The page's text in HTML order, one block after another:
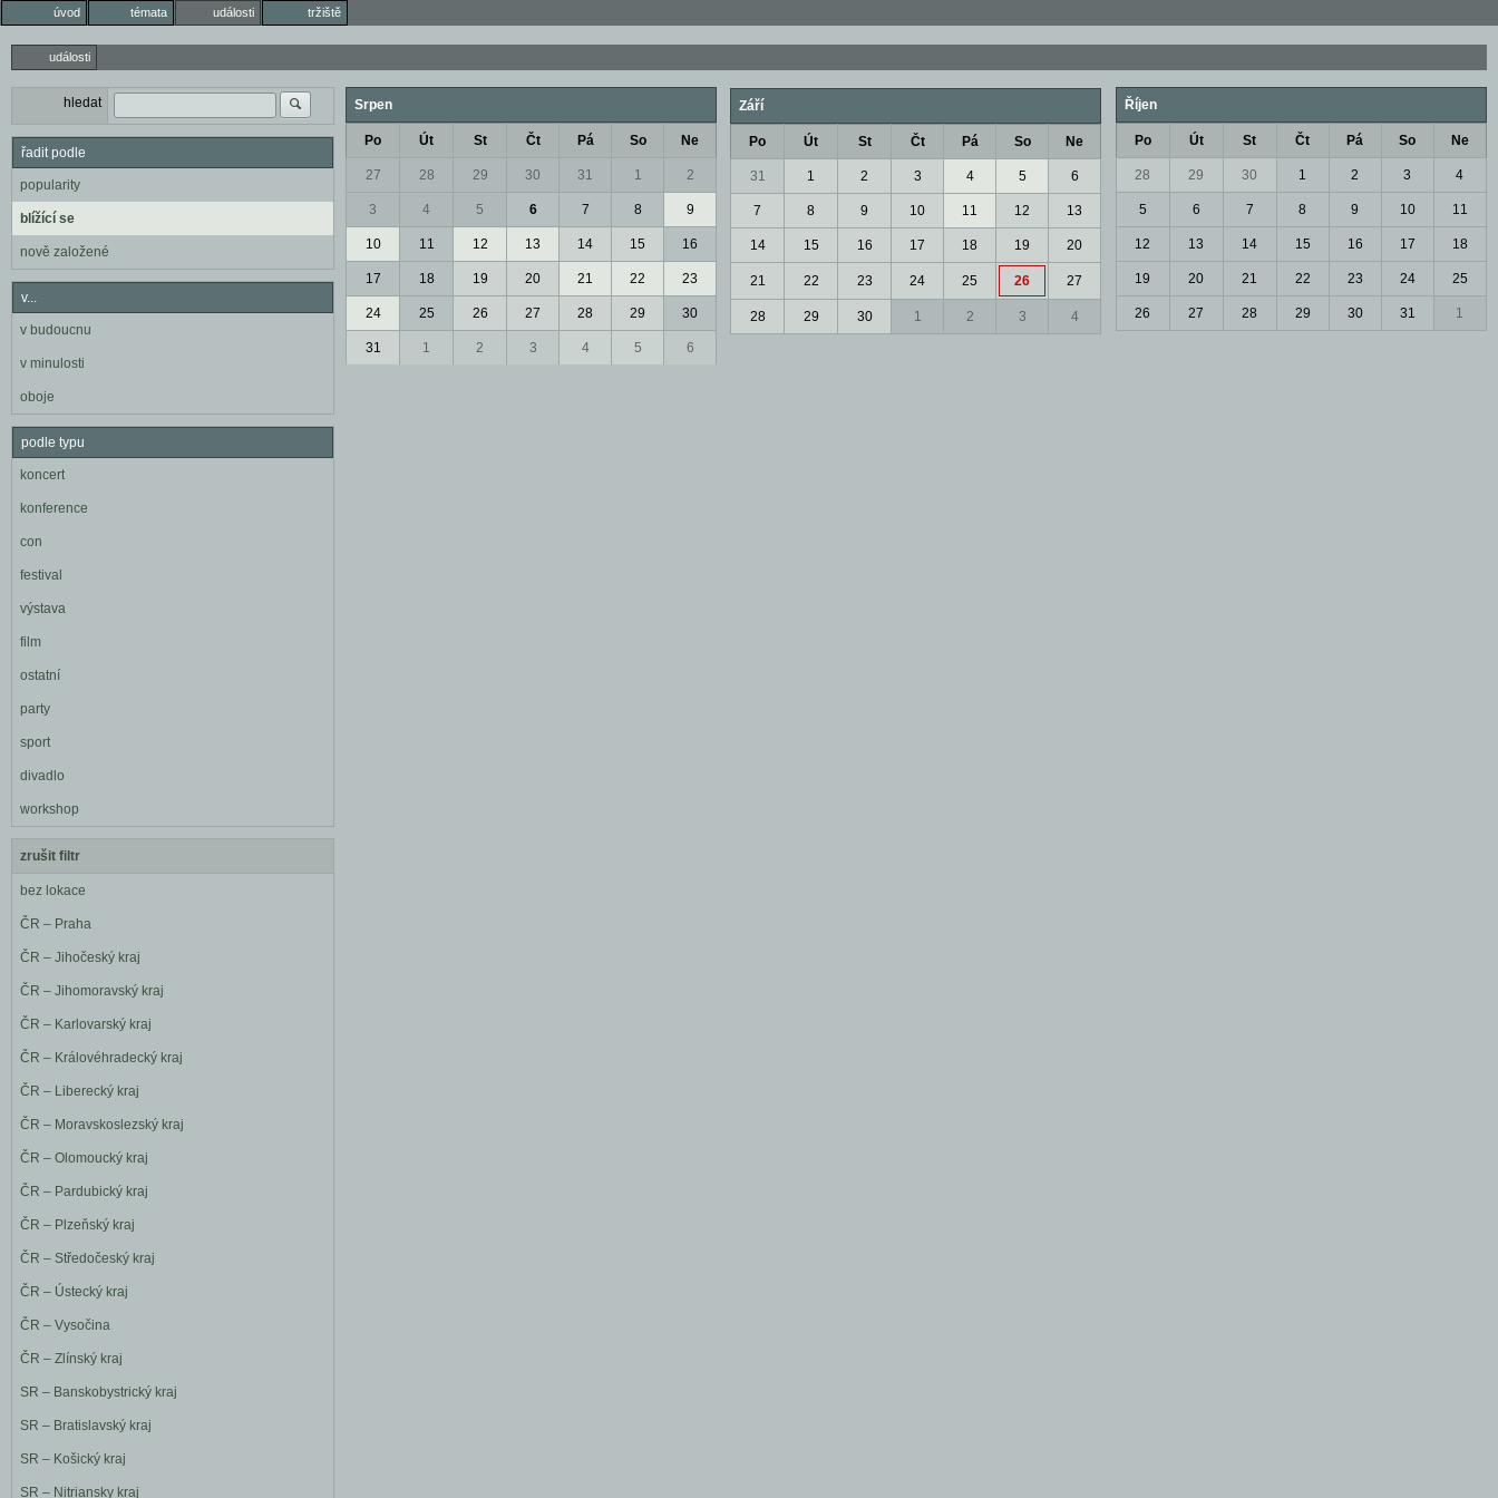
úvod témata události tržiště
události
hledat
řadit podle
popularity
blížící se
nově založené
v...
v budoucnu
v minulosti
oboje
podle typu
koncert
konference
con
festival
výstava
film
ostatní
party
sport
divadlo
workshop
zrušit filtr
bez lokace
ČR – Praha
ČR – Jihočeský kraj
ČR – Jihomoravský kraj
ČR – Karlovarský kraj
ČR – Královéhradecký kraj
ČR – Liberecký kraj
ČR – Moravskoslezský kraj
ČR – Olomoucký kraj
ČR – Pardubický kraj
ČR – Plzeňský kraj
ČR – Středočeský kraj
ČR – Ústecký kraj
ČR – Vysočina
ČR – Zlínský kraj
SR – Banskobystrický kraj
SR – Bratislavský kraj
SR – Košický kraj
SR – Nitriansky kraj
Srpen
Po Út St Čt Pá So Ne
27 28 29 30 31 1 2
3 4 5 6 7 8 9
10 11 12 13 14 15 16
17 18 19 20 21 22 23
24 25 26 27 28 29 30
31 1 2 3 4 5 6
Září
Po Út St Čt Pá So Ne
31 1 2 3 4 5 6
7 8 9 10 11 12 13
14 15 16 17 18 19 20
21 22 23 24 25 26 27
28 29 30 1 2 3 4
Říjen
Po Út St Čt Pá So Ne
28 29 30 1 2 3 4
5 6 7 8 9 10 11
12 13 14 15 16 17 18
19 20 21 22 23 24 25
26 27 28 29 30 31 1